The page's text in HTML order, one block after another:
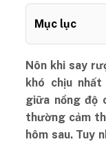
Mục lục
Nôn khi say
khó chịu
giữa nồng độ
thường cảm
hôm sau. Tuy